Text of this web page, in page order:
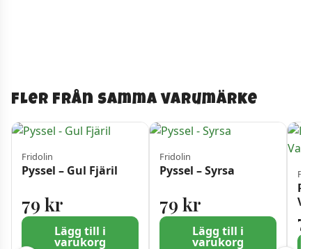
Fler från samma varumärke
Fridolin
Pyssel – Gul Fjäril
79 kr
Lägg till i
varukorg
Fridolin
Pyssel – Syrsa
79 kr
Lägg till i
varukorg